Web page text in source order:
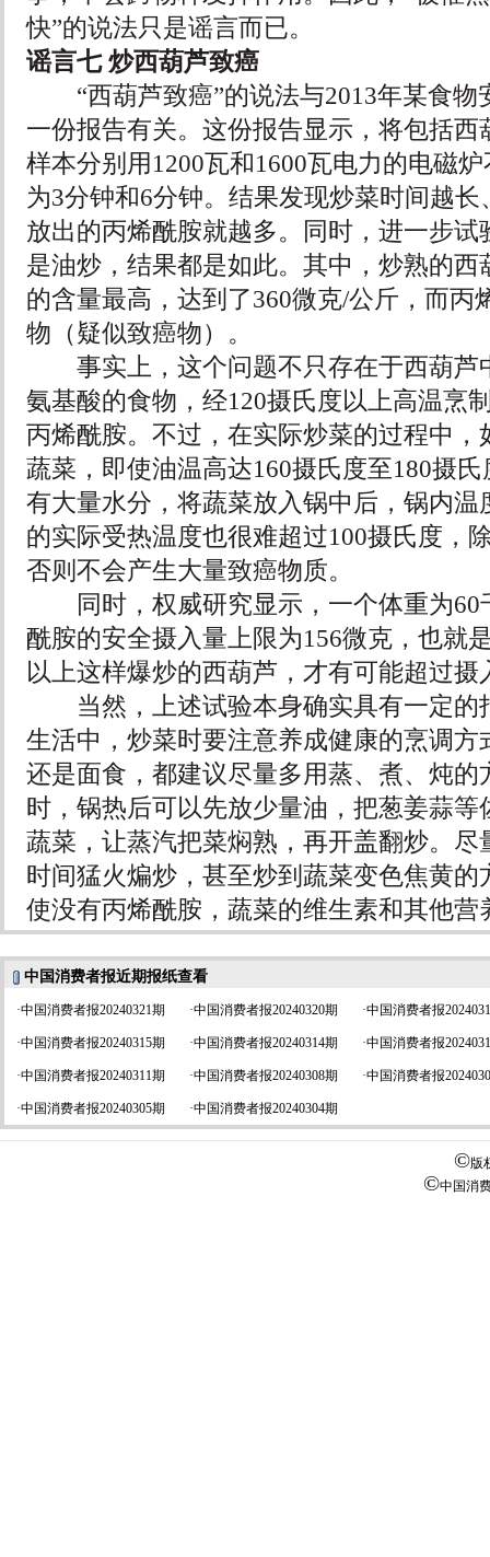
快”的说法只是谣言而已。
谣言七 炒西葫芦致癌
“西葫芦致癌”的说法与2013年某食物
一份报告有关。这份报告显示，将包括西
样本分别用1200瓦和1600瓦电力的电磁
为3分钟和6分钟。结果发现炒菜时间越
放出的丙烯酰胺就越多。同时，进一步试
是油炒，结果都是如此。其中，炒熟的西
的含量最高，达到了360微克/公斤，而丙
物（疑似致癌物）。
事实上，这个问题不只存在于西葫芦
氨基酸的食物，经120摄氏度以上高温烹
丙烯酰胺。不过，在实际炒菜的过程中，
蔬菜，即使油温高达160摄氏度至180摄
有大量水分，将蔬菜放入锅中后，锅内温
的实际受热温度也很难超过100摄氏度，
否则不会产生大量致癌物质。
同时，权威研究显示，一个体重为60
酰胺的安全摄入量上限为156微克，也就
以上这样爆炒的西葫芦，才有可能超过摄
当然，上述试验本身确实具有一定的
生活中，炒菜时要注意养成健康的烹调方
还是面食，都建议尽量多用蒸、煮、炖的
时，锅热后可以先放少量油，把葱姜蒜等
蔬菜，让蒸汽把菜焖熟，再开盖翻炒。尽
时间猛火煸炒，甚至炒到蔬菜变色焦黄的
使没有丙烯酰胺，蔬菜的维生素和其他营
中国消费者报近期报纸查看
·中国消费者报20240321期 ·中国消费者报20240320期 ·中国消费者报
·中国消费者报20240315期 ·中国消费者报20240314期 ·中国消费者报
·中国消费者报20240311期 ·中国消费者报20240308期 ·中国消费者报
·中国消费者报20240305期 ·中国消费者报20240304期
©版
©中国消